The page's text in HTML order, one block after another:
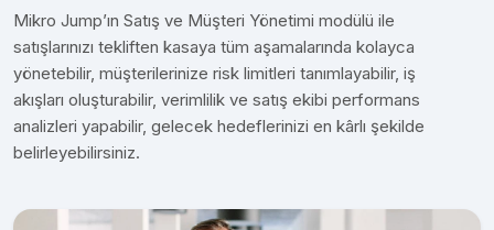
Mikro Jump’ın Satış ve Müşteri Yönetimi modülü ile
satışlarınızı tekliften kasaya tüm aşamalarında kolayca
yönetebilir, müşterilerinize risk limitleri tanımlayabilir, iş
akışları oluşturabilir, verimlilik ve satış ekibi performans
analizleri yapabilir, gelecek hedeflerinizi en kârlı şekilde
belirleyebilirsiniz.